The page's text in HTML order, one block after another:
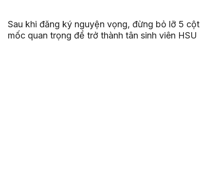
Sau khi đăng ký nguyện vọng, đừng bỏ lỡ 5 cột
mốc quan trọng để trở thành tân sinh viên HSU